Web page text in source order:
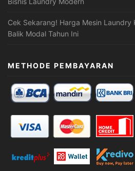
Cek Sekarang! Harga Mesin Laundry
Balik Modal Tahun Ini
METHODE PEMBAYARAN